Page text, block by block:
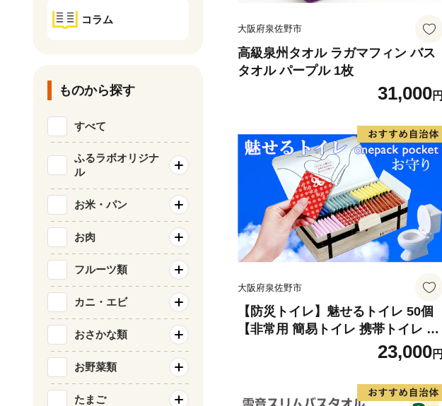
大阪府泉佐野市
高級泉州タオル ラガマフィン バス
タオル パープル 1枚
31,000円
大阪府泉佐野市
【防災トイレ】魅せるトイレ 50個
【非常用 簡易トイレ 携帯トイレ 防
災 日本製 スピード発送】23,000円
コラム
ものから探す
すべて
ふるラボオリジナ
ル
お米・パン
お肉
フルーツ類
カニ・エビ
おさかな類
お野菜類
たまご